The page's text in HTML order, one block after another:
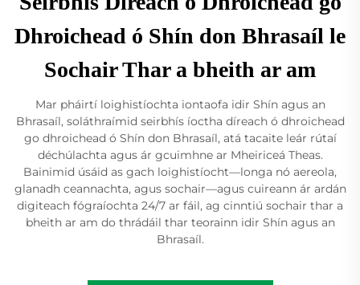
Dhroichead ó Shín don Bhrasaíl le
Sochair Thar a bheith ar am
Mar pháirtí loighistíochta iontaofa idir Shín agus an
Bhrasaíl, soláthraímid seirbhís íoctha díreach ó dhroichead
go dhroichead ó Shín don Bhrasaíl, atá tacaite leár rútaí
déchúlachta agus ár gcuimhne ar Mheiriceá Theas.
Bainimid úsáid as gach loighistíocht—longa nó aereola,
glanadh ceannachta, agus sochair—agus cuireann ár ardán
digiteach fógraíochta 24/7 ar fáil, ag cinntiú sochair thar a
bheith ar am do thrádáil thar teorainn idir Shín agus an
Bhrasaíl.